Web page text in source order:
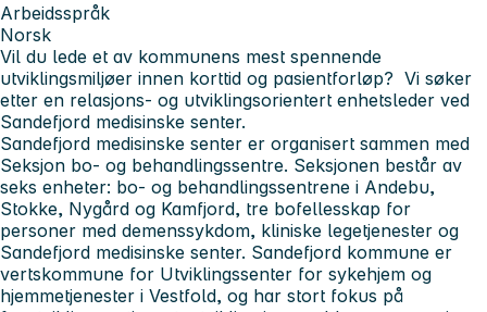
Arbeidsspråk
Norsk
Vil du lede et av kommunens mest spennende
utviklingsmiljøer innen korttid og pasientforløp? Vi søker
etter en relasjons- og utviklingsorientert enhetsleder ved
Sandefjord medisinske senter.
Sandefjord medisinske senter er organisert sammen med
Seksjon bo- og behandlingssentre. Seksjonen består av
seks enheter: bo- og behandlingssentrene i Andebu,
Stokke, Nygård og Kamfjord, tre bofellesskap for
personer med demenssykdom, kliniske legetjenester og
Sandefjord medisinske senter. Sandefjord kommune er
vertskommune for Utviklingssenter for sykehjem og
hjemmetjenester i Vestfold, og har stort fokus på